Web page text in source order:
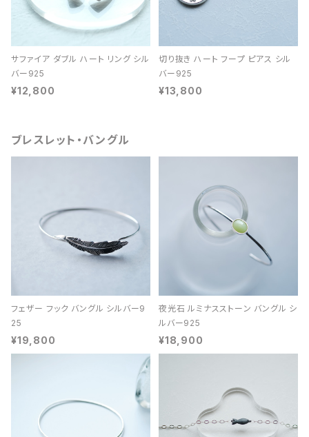
サファイア ダブル ハート リング シル
バー925
¥12,800
切り抜き ハート フープ ピアス シル
バー925
¥13,800
ブレスレット・バングル
フェザー フック バングル シルバー9
25
¥19,800
夜光石 ルミナスストーン バングル シ
ルバー925
¥18,900